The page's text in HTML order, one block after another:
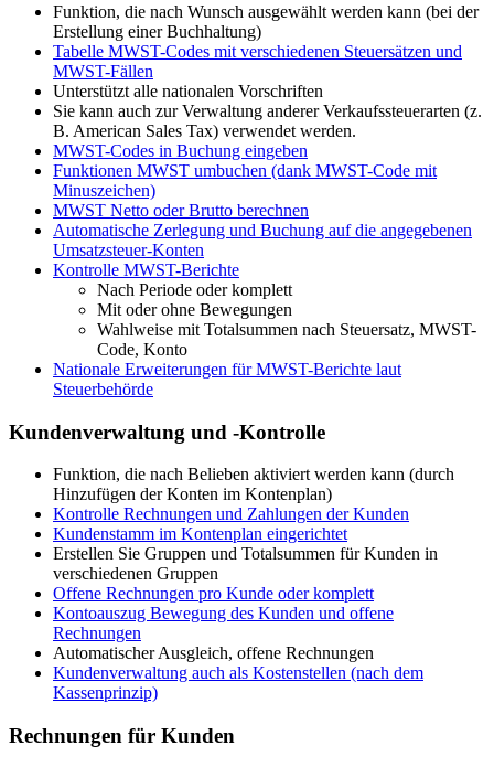
Funktion, die nach Wunsch ausgewählt werden kann (bei der
Erstellung einer Buchhaltung)
Tabelle MWST-Codes mit verschiedenen Steuersätzen und
MWST-Fällen
Unterstützt alle nationalen Vorschriften
Sie kann auch zur Verwaltung anderer Verkaufssteuerarten (z.
B. American Sales Tax) verwendet werden.
MWST-Codes in Buchung eingeben
Funktionen MWST umbuchen (dank MWST-Code mit
Minuszeichen)
MWST Netto oder Brutto berechnen
Automatische Zerlegung und Buchung auf die angegebenen
Umsatzsteuer-Konten
Kontrolle MWST-Berichte
Nach Periode oder komplett
Mit oder ohne Bewegungen
Wahlweise mit Totalsummen nach Steuersatz, MWST-
Code, Konto
Nationale Erweiterungen für MWST-Berichte laut
Steuerbehörde
Kundenverwaltung und -Kontrolle
Funktion, die nach Belieben aktiviert werden kann (durch
Hinzufügen der Konten im Kontenplan)
Kontrolle Rechnungen und Zahlungen der Kunden
Kundenstamm im Kontenplan eingerichtet
Erstellen Sie Gruppen und Totalsummen für Kunden in
verschiedenen Gruppen
Offene Rechnungen pro Kunde oder komplett
Kontoauszug Bewegung des Kunden und offene
Rechnungen
Automatischer Ausgleich, offene Rechnungen
Kundenverwaltung auch als Kostenstellen (nach dem
Kassenprinzip)
Rechnungen für Kunden